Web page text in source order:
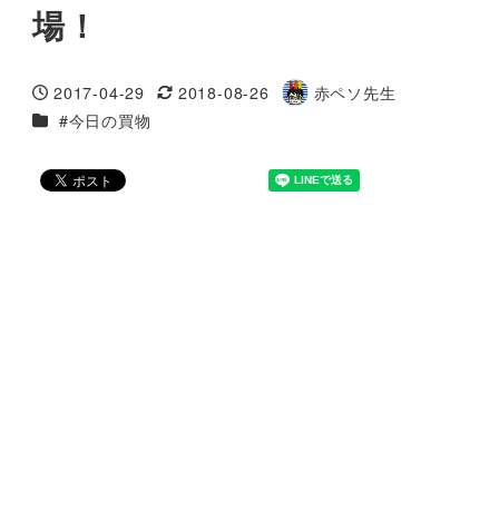
場！
投稿日
2017-04-29
更新日
2018-08-26
著
赤ペソ先生
カテゴリー
#今日の買物